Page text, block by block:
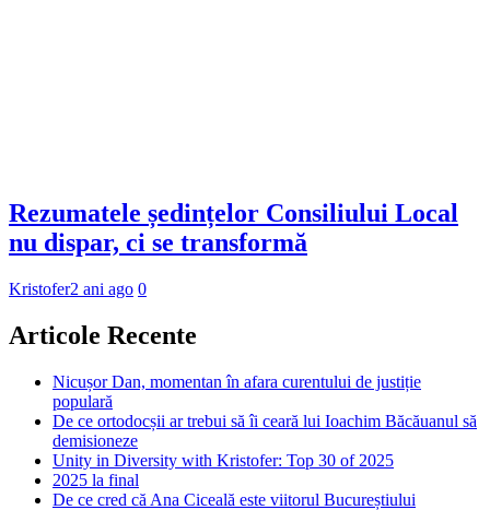
Rezumatele ședințelor Consiliului Local
nu dispar, ci se transformă
Kristofer2 ani ago 0
Articole Recente
Nicușor Dan, momentan în afara curentului de justiție
populară
De ce ortodocșii ar trebui să îi ceară lui Ioachim Băcăuanul să
demisioneze
Unity in Diversity with Kristofer: Top 30 of 2025
2025 la final
De ce cred că Ana Ciceală este viitorul Bucureștiului